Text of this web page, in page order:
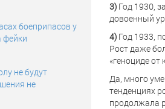
боеприпасов у
фейки
не будут
не
3) Год 1930,
довоенный
4) Год 1933,
Рост даже
«геноциде
Да, много
тенденциях
продолжала